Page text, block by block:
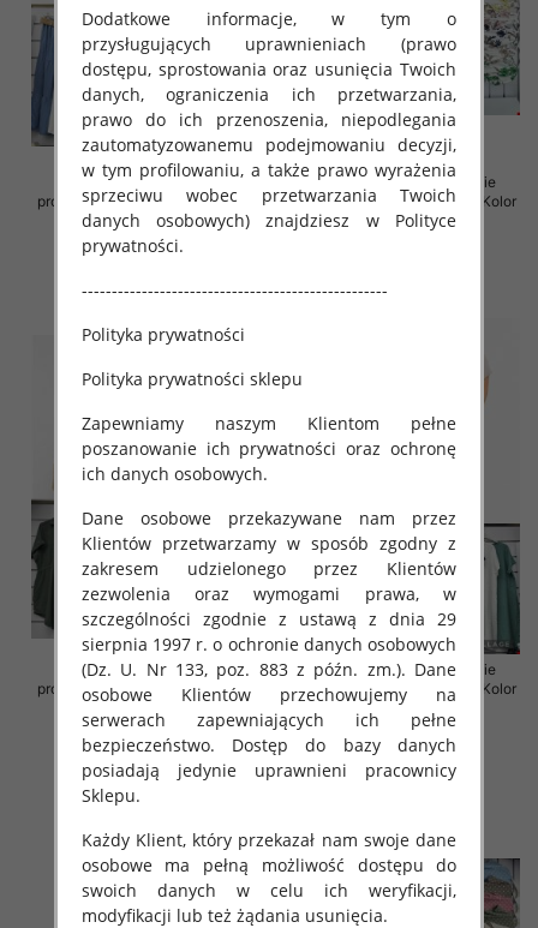
Spódnice damskie (Włoskie
produkt) Roz Standard, Mix Kolor
Paczka 5 szt
35.00 zł
Sukienki damskie (Włoskie
produkt) Roz Standard, Mix Kolor
Paczka 5 szt
Sukienki damskie (Włoskie
produkt) Roz Standard, Mix Kolor
35.00 zł
szczegóły
Sukienki damskie (Włoskie
produkt) Roz Standard, Mix Kolor
Paczka 5 szt
35.00 zł
szczegóły
Dodatkowe informacje, w tym o
przysługujących uprawnieniach (prawo
dostępu, sprostowania oraz usunięcia Twoich
danych, ograniczenia ich przetwarzania,
prawo do ich przenoszenia, niepodlegania
zautomatyzowanemu podejmowaniu decyzji,
w tym profilowaniu, a także prawo wyrażenia
sprzeciwu wobec przetwarzania Twoich
danych osobowych) znajdziesz w Polityce
prywatności.
---------------------------------------------------
Polityka prywatności
Polityka prywatności sklepu
Zapewniamy naszym Klientom pełne
poszanowanie ich prywatności oraz ochronę
ich danych osobowych.
Dane osobowe przekazywane nam przez
Klientów przetwarzamy w sposób zgodny z
zakresem udzielonego przez Klientów
zezwolenia oraz wymogami prawa, w
szczególności zgodnie z ustawą z dnia 29
sierpnia 1997 r. o ochronie danych osobowych
(Dz. U. Nr 133, poz. 883 z późn. zm.). Dane
osobowe Klientów przechowujemy na
serwerach zapewniających ich pełne
bezpieczeństwo. Dostęp do bazy danych
posiadają jedynie uprawnieni pracownicy
Sklepu.
Każdy Klient, który przekazał nam swoje dane
osobowe ma pełną możliwość dostępu do
swoich danych w celu ich weryfikacji,
modyfikacji lub też żądania usunięcia.